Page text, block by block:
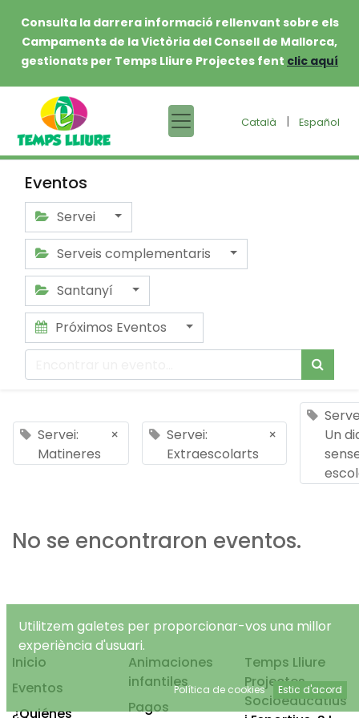
Consulta la darrera informació rellenvant sobre els
Campaments de la Victòria del Consell de Mallorca,
gestionats per Temps Lliure Projectes fent clic aquí
Català | Español
Eventos
Servei
Serveis complementaris
Santanyí
Próximos Eventos
Servei:
Matineres
×
Servei:
Extraescolarts
×
Un
No se encontraron eventos.
Inicio
Eventos
¿Quiénes
Animaciones
infantiles
Pagos
Temps Lliure
Projectes
Socioeducatius
Utilitzem galetes per proporcionar-vos una millor
experiència d'usuari.
Política de cookies Estic d'acord